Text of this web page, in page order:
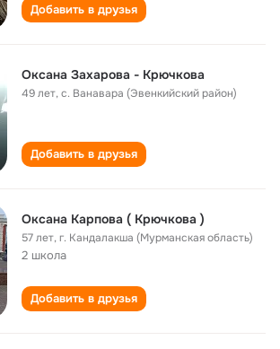
Добавить в друзья
Оксана Захарова - Крючкова
49 лет,с. Ванавара (Эвенкийский район)
Добавить в друзья
Оксана Карпова ( Крючкова )
57 лет,г. Кандалакша (Мурманская область)
2 школа
Добавить в друзья